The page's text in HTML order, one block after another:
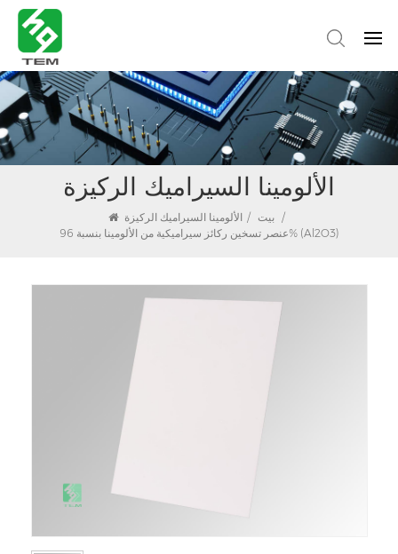
الألومينا السيراميك الركيزة
بيت / الألومينا السيراميك الركيزة
/
عنصر تسخين ركائز سيراميكية من الألومينا بنسبة 96% (Al2O3)